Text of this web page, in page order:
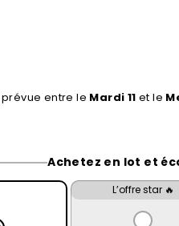
prévue entre le Mardi 11 et le
Achetez en lot et
L’offre star 🔥